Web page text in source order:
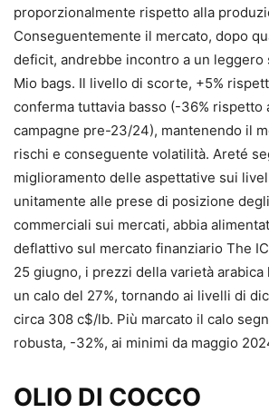
proporzionalmente rispetto alla
Conseguentemente il mercato, dopo
deficit, andrebbe incontro a un leggero
Mio bags. Il livello di scorte, +5%
conferma tuttavia basso (-36% rispetto
campagne pre-23/24), mantenendo il
rischi e conseguente volatilità. Areté
miglioramento delle aspettative sui
unitamente alle prese di posizione
commerciali sui mercati, abbia
deflattivo sul mercato finanziario The
25 giugno, i prezzi della varietà
un calo del 27%, tornando ai livelli di
circa 308 c$/lb. Più marcato il calo
robusta, -32%, ai minimi da maggio
OLIO DI COCCO